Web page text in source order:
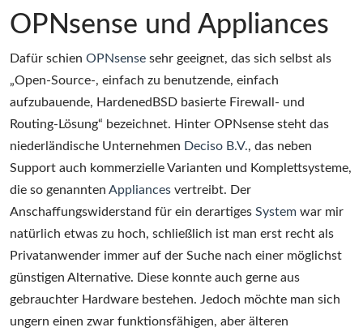
OPNsense und Appliances
Dafür schien OPNsense sehr geeignet, das sich selbst als
„Open-Source-, einfach zu benutzende, einfach
aufzubauende, HardenedBSD basierte Firewall- und
Routing-Lösung“ bezeichnet. Hinter OPNsense steht das
niederländische Unternehmen Deciso B.V., das neben
Support auch kommerzielle Varianten und Komplettsysteme,
die so genannten Appliances vertreibt. Der
Anschaffungswiderstand für ein derartiges System war mir
natürlich etwas zu hoch, schließlich ist man erst recht als
Privatanwender immer auf der Suche nach einer möglichst
günstigen Alternative. Diese konnte auch gerne aus
gebrauchter Hardware bestehen. Jedoch möchte man sich
ungern einen zwar funktionsfähigen, aber älteren